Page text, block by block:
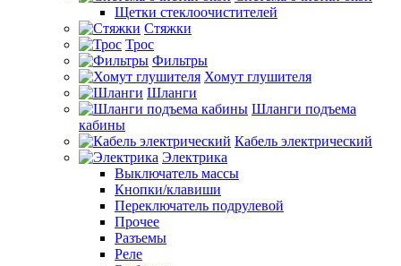
Щетки стеклоочистителей
Стяжки
Трос
Фильтры
Хомут глушителя
Шланги
Шланги подъема
кабины
Кабель электрический
Электрика
Выключатель массы
Кнопки/клавиши
Переключатель подрулевой
Прочее
Разъемы
Реле